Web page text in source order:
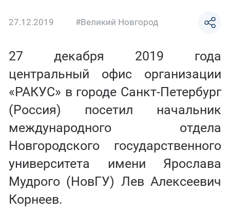
27.12.2019 #Великий Новгород
27 декабря 2019 года
центральный офис организации
«РАКУС» в городе Санкт-Петербург
(Россия) посетил начальник
международного отдела
Новгородского государственного
университета имени Ярослава
Мудрого (НовГУ) Лев Алексеевич
Корнеев.